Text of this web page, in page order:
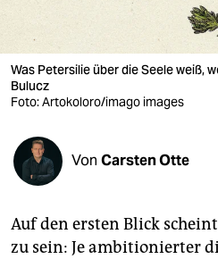
verlag
veranstaltungen
shop
fragen & hilfe
abo
Was Petersilie über die Seele weiß,
Bulucz
Foto: Artokoloro/imago images
Von Carsten Otte
Auf den ersten Blick
zu sein: Je ambitionierter